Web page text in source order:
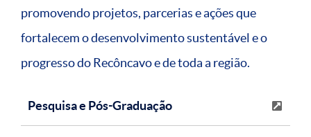
promovendo projetos, parcerias e ações que
fortalecem o desenvolvimento sustentável e o
progresso do Recôncavo e de toda a região.
Pesquisa e Pós-Graduação